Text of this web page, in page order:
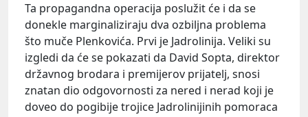
Ta propagandna operacija poslužit će i da se
donekle marginaliziraju dva ozbiljna problema
što muče Plenkovića. Prvi je Jadrolinija. Veliki su
izgledi da će se pokazati da David Sopta, direktor
državnog brodara i premijerov prijatelj, snosi
znatan dio odgovornosti za nered i nerad koji je
doveo do pogibije trojice Jadrolinijinih pomoraca